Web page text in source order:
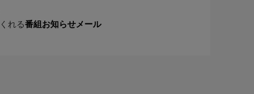
れる番組お知らせメール